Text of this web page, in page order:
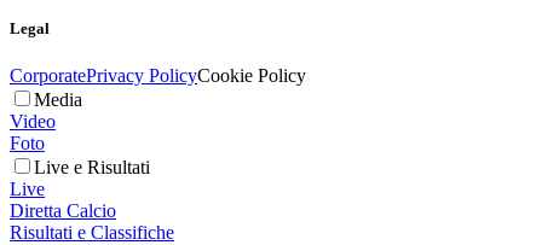
Legal
CorporatePrivacy PolicyCookie Policy
Media
Video
Foto
Live e Risultati
Live
Diretta Calcio
Risultati e Classifiche